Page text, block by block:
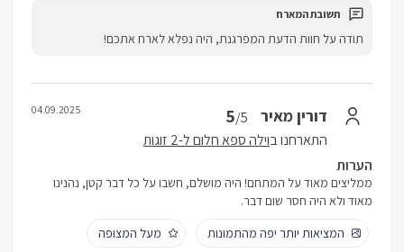
תודה על חוות הדעת המפרגנת, היה נפלא לארח אתכם!
דורין מאיר 5/5
התארחנו בוילה ספא חלום ל-2 זוגות
04.09.2025
הערות
ממליצים מאוד על המתחם! היה מושלם, חשבו על כל דבר קטן, נהנינו
מאוד ולא היה חסר שום דבר.
המציאות יותר יפה מהתמונות
מעל המצופה